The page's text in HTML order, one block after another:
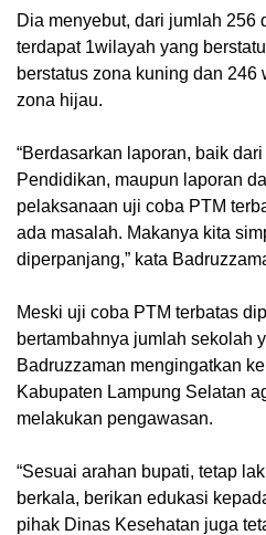
Dia menyebut, dari jumlah 256
terdapat 1wilayah yang
berstatus zona kuning dan 246
zona hijau.
“Berdasarkan laporan, baik
Pendidikan, maupun laporan
pelaksanaan uji coba PTM
ada masalah. Makanya kita
diperpanjang,” kata
Meski uji coba PTM terbatas
bertambahnya jumlah sekolah
Badruzzaman mengingatkan
Kabupaten Lampung Selatan
melakukan pengawasan.
“Sesuai arahan bupati, tetap
berkala, berikan edukasi
pihak Dinas Kesehatan juga